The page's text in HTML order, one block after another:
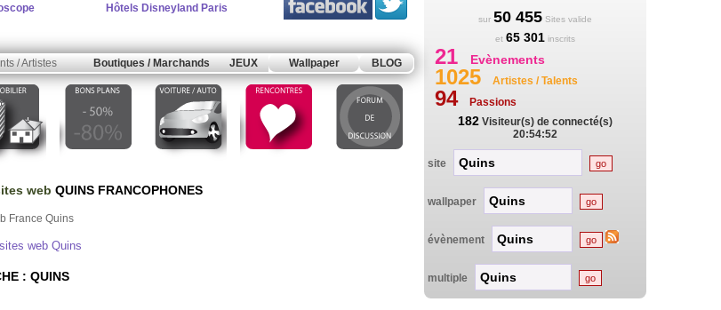
Hôtels Disneyland Paris
/ Artistes Boutiques / Marchands JEUX Wallpaper BLOG
web QUINS FRANCOPHONES
France Quins
web Quins
: QUINS
sur 50 455 Sites valide
et 65 301 inscrits
21 Evènements
1025 Artistes / Talents
94 Passions
182 Visiteur(s) de connecté(s)
20:54:52
site
wallpaper
évènement
multiple